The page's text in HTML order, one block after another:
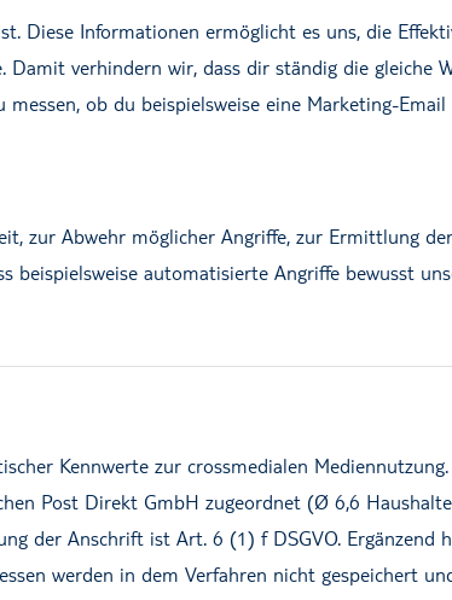
Diese Informationen ermöglicht es uns, die
verhindern wir, dass dir ständig die gleiche
ob du beispielsweise eine Marketing-
zur Abwehr möglicher Angriffe, zur Ermittlung
automatisierte Angriffe bewusst
Kennwerte zur crossmedialen
Post Direkt GmbH zugeordnet (Ø 6,6
der Anschrift ist Art. 6 (1) f DSGVO. Ergänzend
werden in dem Verfahren nicht gespeichert